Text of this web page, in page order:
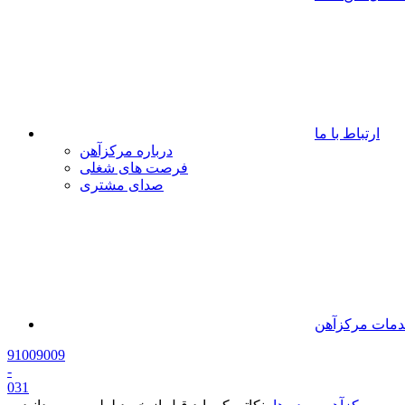
ارتباط با ما
درباره مرکزآهن
فرصت های شغلی
صدای مشتری
مرکزآهن
91009009
-
031